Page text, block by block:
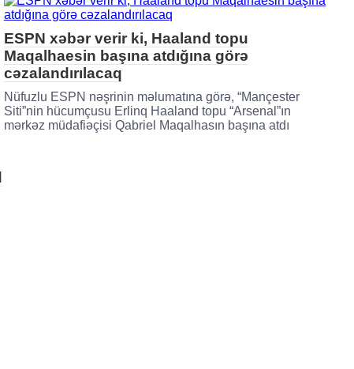
ESPN xəbər verir ki, Haaland topu
Maqalhaesin başına atdığına görə
cəzalandırılacaq
Nüfuzlu ESPN nəşrinin məlumatına görə, “Mançester
Siti”nin hücumçusu Erlinq Haaland topu “Arsenal”ın
mərkəz müdafiəçisi Qabriel Maqalhasın başına atdı